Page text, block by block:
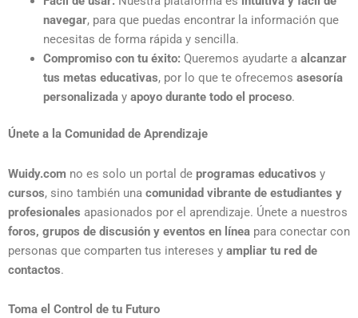
navegar, para que puedas encontrar la información que
necesitas de forma rápida y sencilla.
Compromiso con tu éxito: Queremos ayudarte a alcanzar
tus metas educativas, por lo que te ofrecemos asesoría
personalizaday apoyo durante todo el proceso.
Únete a la Comunidad de Aprendizaje
Wuidy.com no es solo un portal de programas educativos y
cursos, sino también una comunidad vibrante de estudiantes y
profesionales apasionados por el aprendizaje. Únete a nuestros
foros, grupos de discusión y eventos en línea para conectar con
personas que comparten tus intereses y ampliar tu red de
contactos.
Toma el Control de tu Futuro